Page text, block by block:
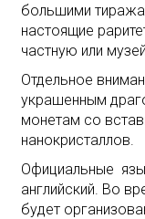
большими
настоящие
частную или
Отдельное
украшенным
монетам со
нанокристаллов.
Официальные
английский. Во
будет